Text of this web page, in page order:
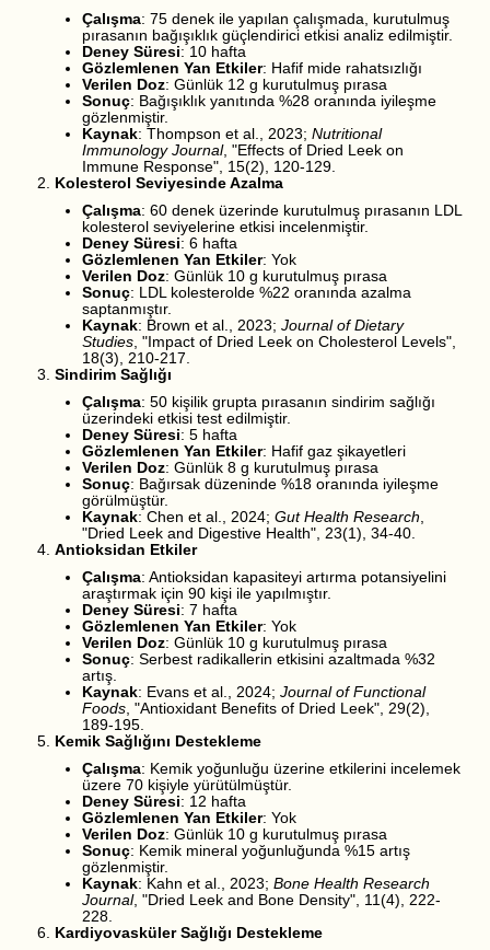
Çalışma: 75 denek ile yapılan çalışmada, kurutulmuş
pırasanın bağışıklık güçlendirici etkisi analiz edilmiştir.
Deney Süresi: 10 hafta
Gözlemlenen Yan Etkiler: Hafif mide rahatsızlığı
Verilen Doz: Günlük 12 g kurutulmuş pırasa
Sonuç: Bağışıklık yanıtında %28 oranında iyileşme
gözlenmiştir.
Kaynak: Thompson et al., 2023; Nutritional
Immunology Journal, "Effects of Dried Leek on
Immune Response", 15(2), 120-129.
Kolesterol Seviyesinde Azalma
Çalışma: 60 denek üzerinde kurutulmuş pırasanın LDL
kolesterol seviyelerine etkisi incelenmiştir.
Deney Süresi: 6 hafta
Gözlemlenen Yan Etkiler: Yok
Verilen Doz: Günlük 10 g kurutulmuş pırasa
Sonuç: LDL kolesterolde %22 oranında azalma
saptanmıştır.
Kaynak: Brown et al., 2023; Journal of Dietary
Studies, "Impact of Dried Leek on Cholesterol Levels",
18(3), 210-217.
Sindirim Sağlığı
Çalışma: 50 kişilik grupta pırasanın sindirim sağlığı
üzerindeki etkisi test edilmiştir.
Deney Süresi: 5 hafta
Gözlemlenen Yan Etkiler: Hafif gaz şikayetleri
Verilen Doz: Günlük 8 g kurutulmuş pırasa
Sonuç: Bağırsak düzeninde %18 oranında iyileşme
görülmüştür.
Kaynak: Chen et al., 2024; Gut Health Research,
"Dried Leek and Digestive Health", 23(1), 34-40.
Antioksidan Etkiler
Çalışma: Antioksidan kapasiteyi artırma potansiyelini
araştırmak için 90 kişi ile yapılmıştır.
Deney Süresi: 7 hafta
Gözlemlenen Yan Etkiler: Yok
Verilen Doz: Günlük 10 g kurutulmuş pırasa
Sonuç: Serbest radikallerin etkisini azaltmada %32
artış.
Kaynak: Evans et al., 2024; Journal of Functional
Foods, "Antioxidant Benefits of Dried Leek", 29(2),
189-195.
Kemik Sağlığını Destekleme
Çalışma: Kemik yoğunluğu üzerine etkilerini incelemek
üzere 70 kişiyle yürütülmüştür.
Deney Süresi: 12 hafta
Gözlemlenen Yan Etkiler: Yok
Verilen Doz: Günlük 10 g kurutulmuş pırasa
Sonuç: Kemik mineral yoğunluğunda %15 artış
gözlenmiştir.
Kaynak: Kahn et al., 2023; Bone Health Research
Journal, "Dried Leek and Bone Density", 11(4), 222-
228.
Kardiyovasküler Sağlığı Destekleme